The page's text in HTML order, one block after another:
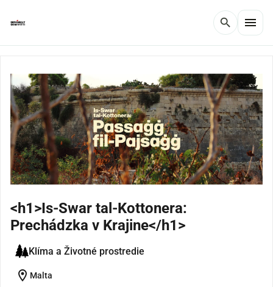
search menu
<h1>Is-Swar tal-Kottonera:
Prechádzka v Krajine</h1>
Klíma a Životné prostredie
location_on Malta